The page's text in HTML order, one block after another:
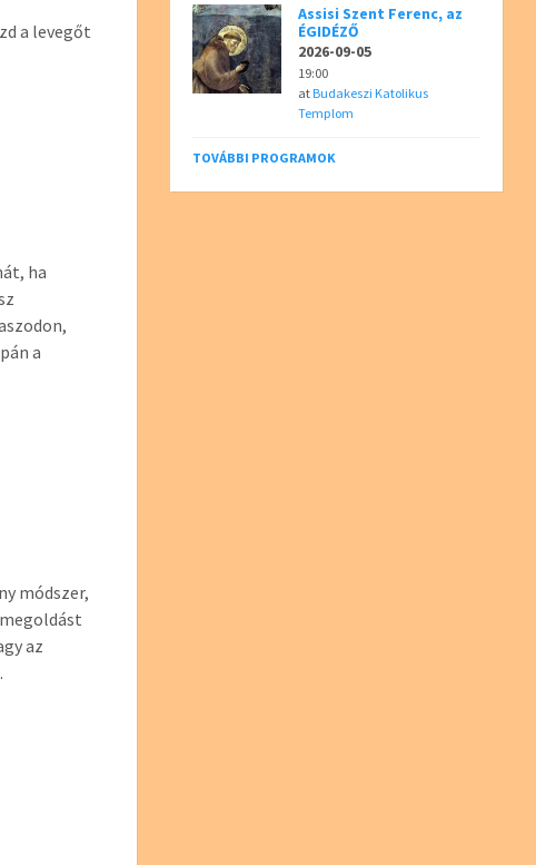
a levegőt
ha
a
módszer,
az
Assisi Szent Ferenc, az
ÉGIDÉZŐ
2026-09-05
19:00
atBudakeszi Katolikus
Templom
TOVÁBBI PROGRAMOK